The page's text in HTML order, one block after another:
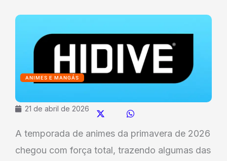
21 de abril de 2026
ANIMES E MANGÁS
A temporada de animes da primavera de 2026
chegou com força total, trazendo algumas das